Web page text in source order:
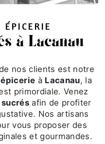
ÉPICERIE
à Lacanau
nos clients est notre
à Lacanau, la
primordiale. Venez
afin de profiter
Nos artisans
vous proposer des
et gourmandes.